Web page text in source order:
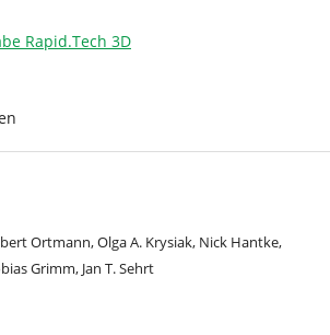
Rapid.Tech 3D
Ortmann, Olga A. Krysiak, Nick Hantke,
Grimm, Jan T. Sehrt